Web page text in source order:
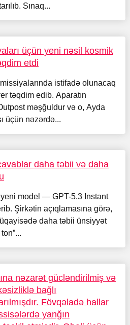
Sınaq...
üçün yeni nəsil kosmik
etdi
istifadə olunacaq
təqdim edib. Aparatın
məşğuldur və o, Ayda
üçün nəzərdə...
daha təbii və daha
model — GPT-5.3 Instant
Şirkətin açıqlamasına görə,
daha təbii ünsiyyət
nəzarət gücləndirilmiş və
bağlı
Fövqəladə hallar
yanğın